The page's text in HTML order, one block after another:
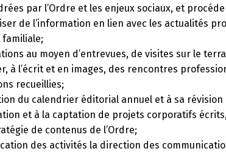
par l’Ordre et les enjeux sociaux, et
de l’information en lien avec les actualités
au moyen d’entrevues, de visites sur le
à l’écrit et en images, des rencontres
recueillies;
du calendrier éditorial annuel et à sa
et à la captation de projets corporatifs
de contenus de l’Ordre;
des activités la direction des